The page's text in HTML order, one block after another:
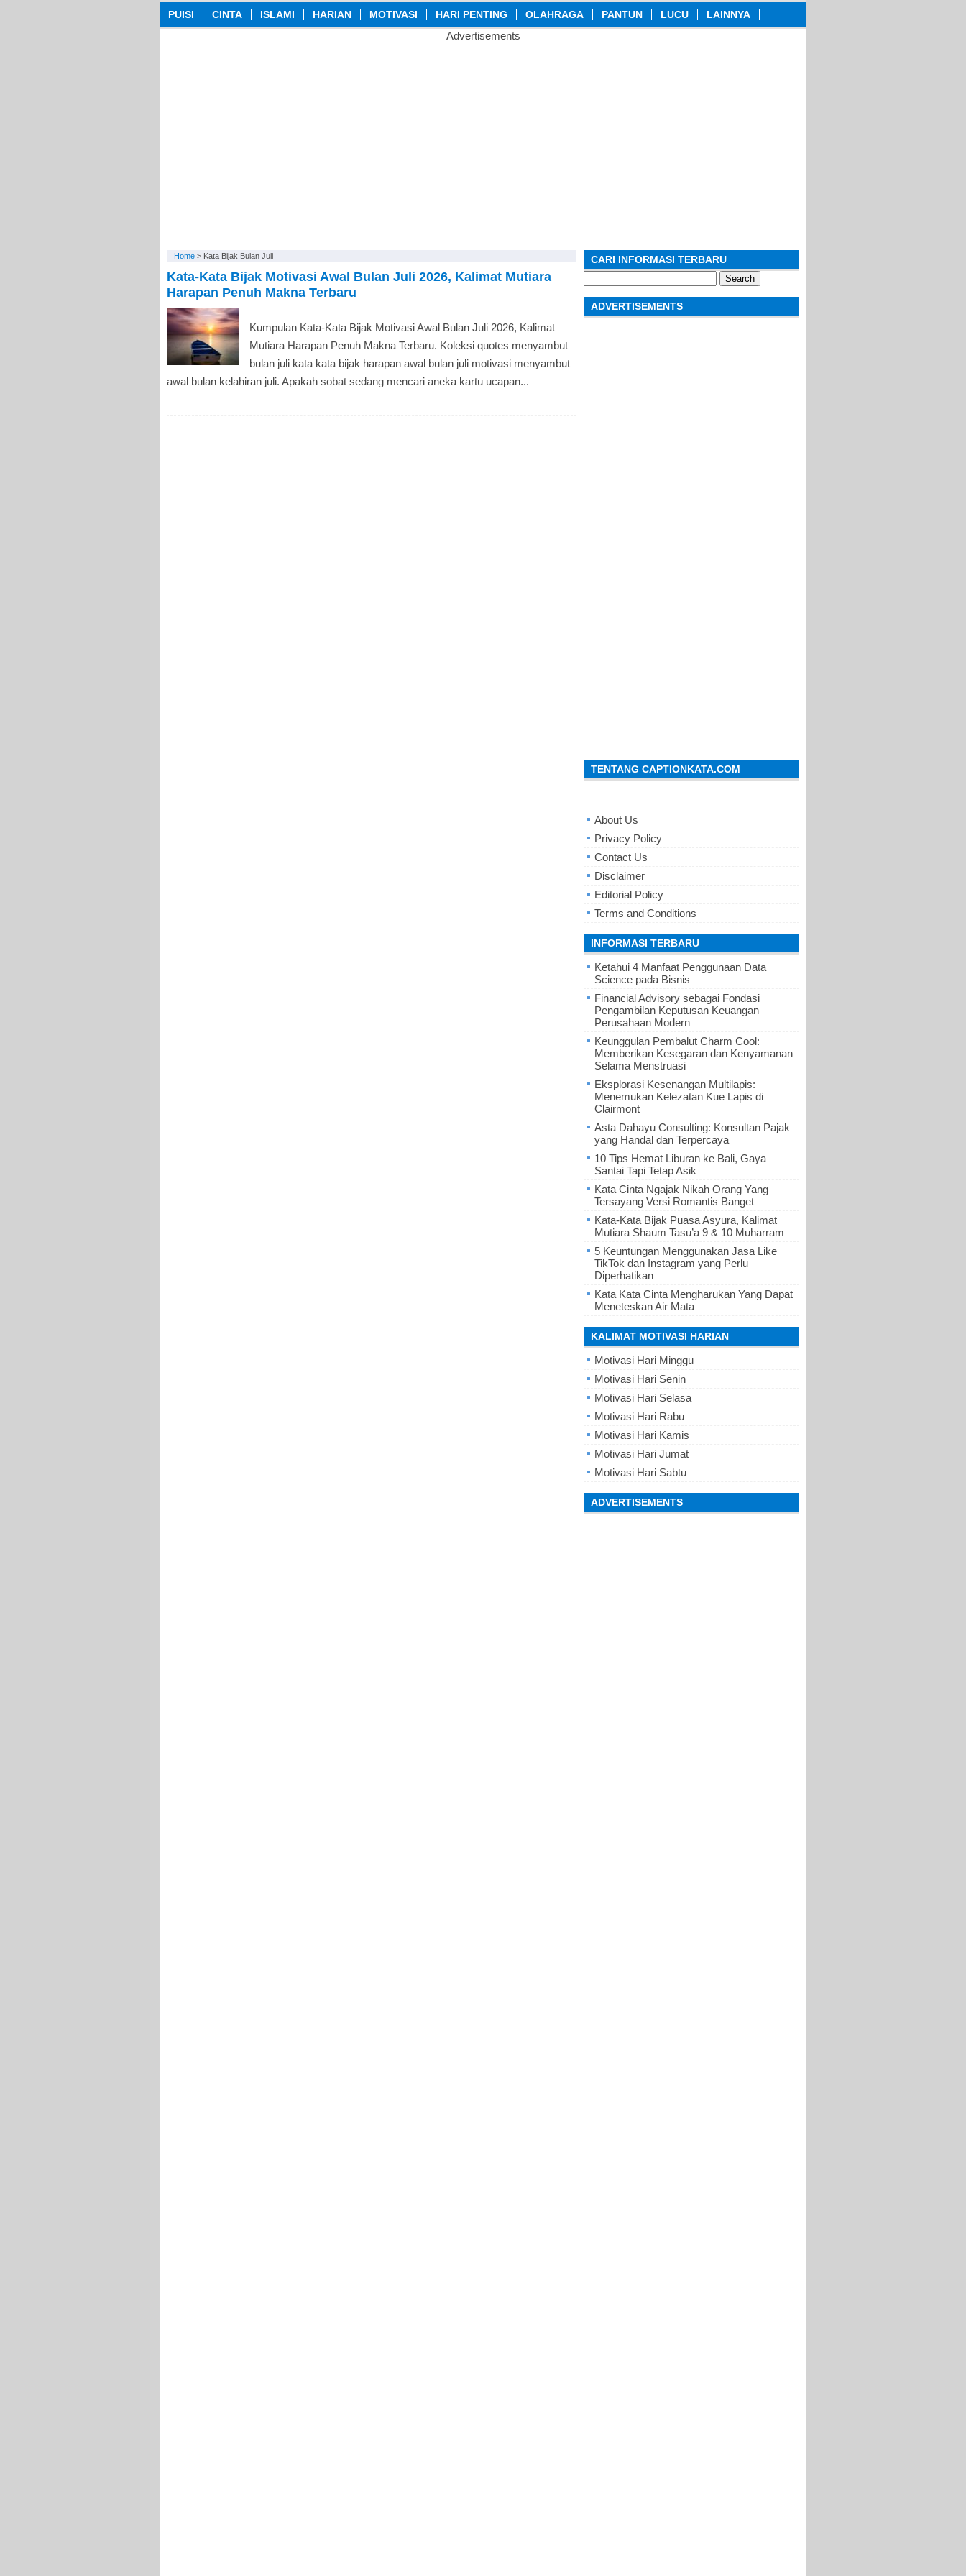
PUISI CINTA ISLAMI HARIAN MOTIVASI HARI PENTING OLAHRAGA PANTUN LUCU LAINNYA
Advertisements
Home > Kata Bijak Bulan Juli
Kata-Kata Bijak Motivasi Awal Bulan Juli 2026, Kalimat Mutiara
Harapan Penuh Makna Terbaru
Kumpulan Kata-Kata Bijak Motivasi Awal Bulan Juli 2026, Kalimat
Mutiara Harapan Penuh Makna Terbaru. Koleksi quotes menyambut
bulan juli kata kata bijak harapan awal bulan juli motivasi menyambut
awal bulan kelahiran juli. Apakah sobat sedang mencari aneka kartu ucapan...
CARI INFORMASI TERBARU
for:
ADVERTISEMENTS
TENTANG CAPTIONKATA.COM
About Us
Privacy Policy
Contact Us
Disclaimer
Editorial Policy
Terms and Conditions
INFORMASI TERBARU
Ketahui 4 Manfaat Penggunaan Data
Science pada Bisnis
Financial Advisory sebagai Fondasi
Pengambilan Keputusan Keuangan
Perusahaan Modern
Keunggulan Pembalut Charm Cool:
Memberikan Kesegaran dan Kenyamanan
Selama Menstruasi
Eksplorasi Kesenangan Multilapis:
Menemukan Kelezatan Kue Lapis di
Clairmont
Asta Dahayu Consulting: Konsultan Pajak
yang Handal dan Terpercaya
10 Tips Hemat Liburan ke Bali, Gaya
Santai Tapi Tetap Asik
Kata Cinta Ngajak Nikah Orang Yang
Tersayang Versi Romantis Banget
Kata-Kata Bijak Puasa Asyura, Kalimat
Mutiara Shaum Tasu’a 9 & 10 Muharram
5 Keuntungan Menggunakan Jasa Like
TikTok dan Instagram yang Perlu
Diperhatikan
Kata Kata Cinta Mengharukan Yang Dapat
Meneteskan Air Mata
KALIMAT MOTIVASI HARIAN
Motivasi Hari Minggu
Motivasi Hari Senin
Motivasi Hari Selasa
Motivasi Hari Rabu
Motivasi Hari Kamis
Motivasi Hari Jumat
Motivasi Hari Sabtu
ADVERTISEMENTS